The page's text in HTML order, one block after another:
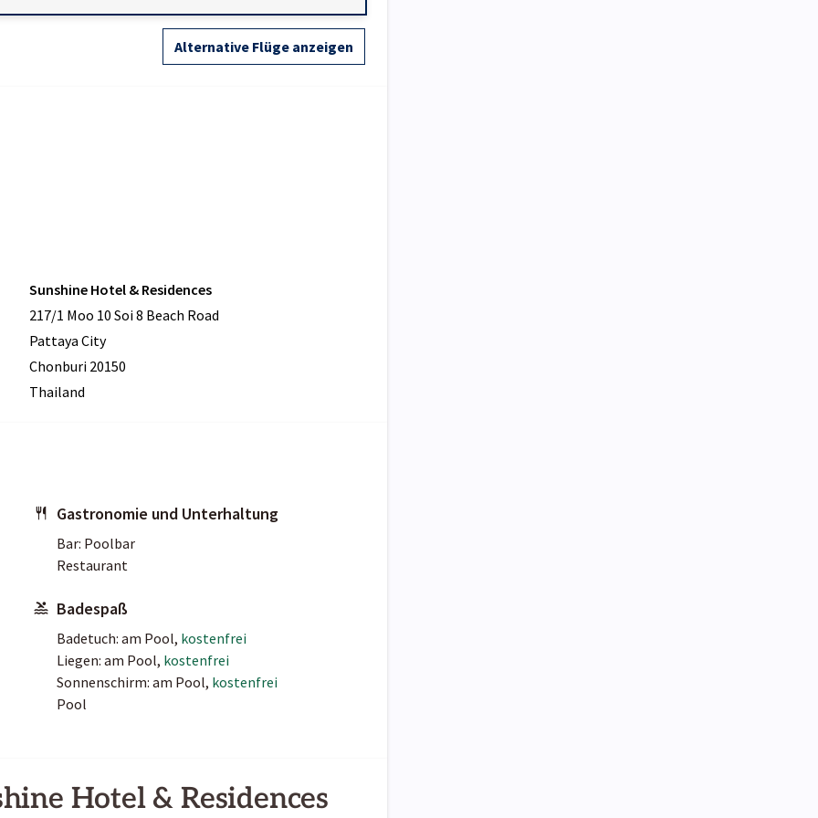
Alternative Flüge anzeigen
Sunshine Hotel & Residences
217/1 Moo 10 Soi 8 Beach Road
Pattaya City
Chonburi 20150
Thailand
Gastronomie und Unterhaltung
Bar: Poolbar
Restaurant
Badespaß
Badetuch: am Pool, kostenfrei
Liegen: am Pool, kostenfrei
Sonnenschirm: am Pool, kostenfrei
Pool
Hotel & Residences